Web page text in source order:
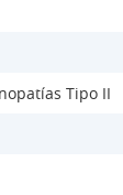
Tipo II